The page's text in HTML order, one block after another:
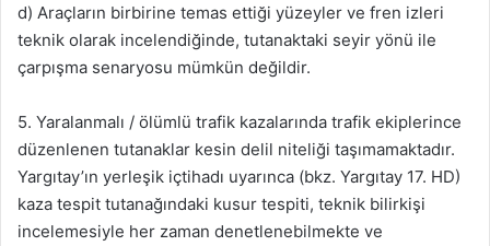
d) Araçların birbirine temas ettiği yüzeyler ve fren izleri
teknik olarak incelendiğinde, tutanaktaki seyir yönü ile
çarpışma senaryosu mümkün değildir.
5. Yaralanmalı / ölümlü trafik kazalarında trafik ekiplerince
düzenlenen tutanaklar kesin delil niteliği taşımamaktadır.
Yargıtay’ın yerleşik içtihadı uyarınca (bkz. Yargıtay 17. HD)
kaza tespit tutanağındaki kusur tespiti, teknik bilirkişi
incelemesiyle her zaman denetlenebilmekte ve